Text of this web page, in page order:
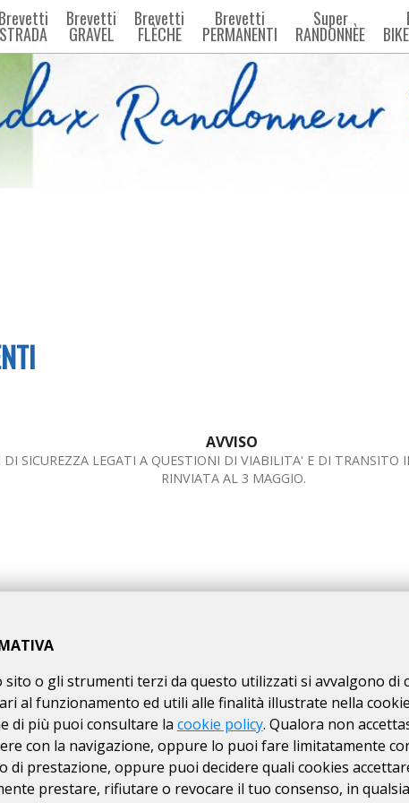
Brevetti
STRADA
Brevetti
GRAVEL
Brevetti
FLÈCHE
Brevetti
PERMANENTI
Super
RANDONNÈE
AVVISO
SICUREZZA LEGATI A QUESTIONI DI VIABILITA' E DI TRANSITO
RINVIATA AL 3 MAGGIO.
sito o gli strumenti terzi da questo utilizzati si avvalgono di
al funzionamento ed utili alle finalità illustrate nella
di più puoi consultare la cookie policy. Qualora non
con la navigazione, oppure lo puoi fare limitatamente
di prestazione, oppure puoi decidere quali cookies
prestare, rifiutare o revocare il tuo consenso, in